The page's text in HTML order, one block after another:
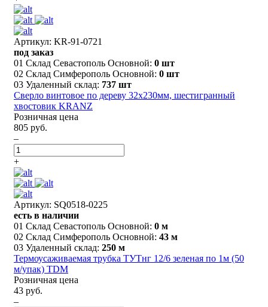
Артикул: KR-91-0721
под заказ
01 Склад Севастополь Основной: 0 шт
02 Склад Симферополь Основной: 0 шт
03 Удаленный склад: 737 шт
Сверло винтовое по дереву 32х230мм, шестигранный
хвостовик KRANZ
Розничная цена
805 руб.
–
+
Артикул: SQ0518-0225
есть в наличии
01 Склад Севастополь Основной: 0 м
02 Склад Симферополь Основной: 43 м
03 Удаленный склад: 250 м
Термоусаживаемая трубка ТУТнг 12/6 зеленая по 1м (50
м/упак) TDM
Розничная цена
43 руб.
–